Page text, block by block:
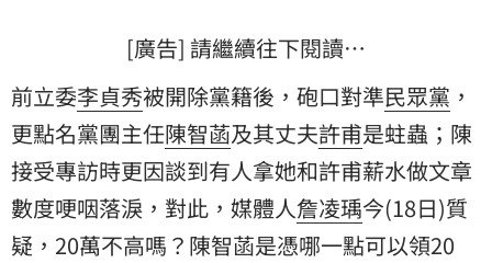
[廣告] 請繼續往下閱讀…
前立委李貞秀被開除黨籍後，砲口對準民眾黨 ，
更點名黨團主任陳智菡及其丈夫許甫是蛀蟲；陳
接受專訪時更因談到有人拿她和許甫薪水做文章
數度哽咽落淚，對此，媒體人詹凌瑀今(18日)質
疑，20萬不高嗎？陳智菡是憑哪一點可以領20